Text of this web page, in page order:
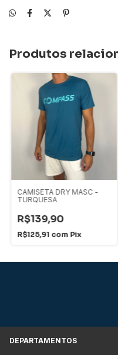
Produtos
CAMISETA DRY MASC -
TURQUESA
R$139,90
R$125,91 com Pix
DEPARTAMENTOS